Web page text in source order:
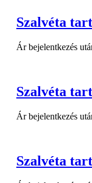
Szalvéta
Ár bejelentkezés
Szalvéta
Ár bejelentkezés
Szalvéta